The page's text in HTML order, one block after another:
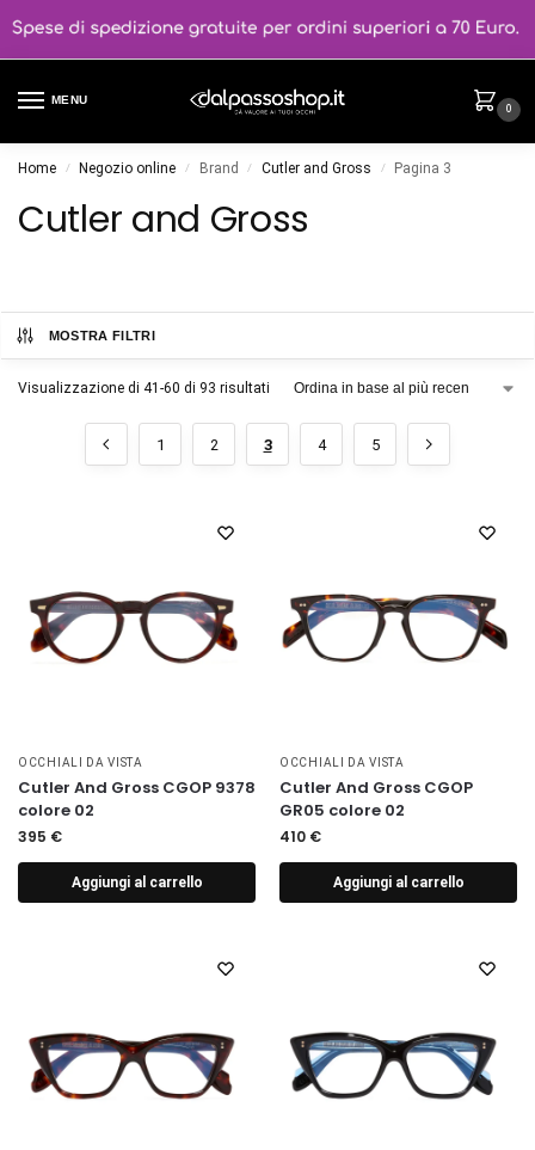
MENU
0
Home / Negozio online / Brand / Cutler and Gross / Pagina 3
Cutler and Gross
MOSTRA FILTRI
Visualizzazione di 41-60 di 93 risultati
1 2 3 4 5
OCCHIALI DA VISTA
Cutler And Gross CGOP 9378
colore 02
395 €
Aggiungi al carrello
OCCHIALI DA VISTA
Cutler And Gross CGOP
GR05 colore 02
410 €
Aggiungi al carrello